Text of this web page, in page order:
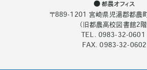
都農オフィス
〒889-1201 宮崎県児湯郡都農
（旧都農高校図書館2階
TEL. 0983-32-0601
FAX. 0983-32-0602